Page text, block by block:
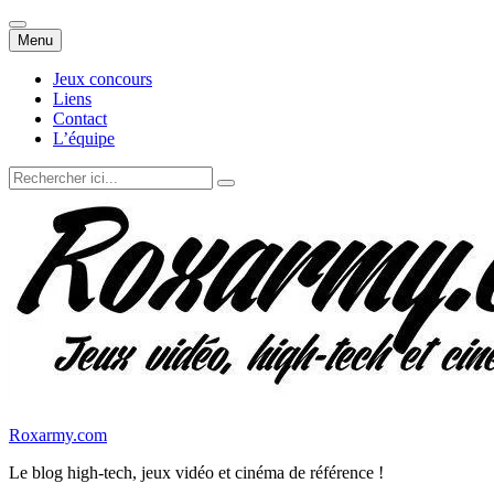
Menu Aller
au
contenu
Jeux concours
Liens
Contact
L’équipe
Recherche
pour
Roxarmy.com
Le blog high-tech, jeux vidéo et cinéma de référence !